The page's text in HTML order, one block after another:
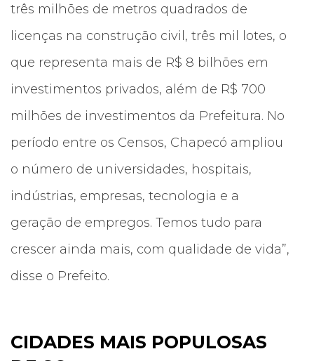
três milhões de metros quadrados de
licenças na construção civil, três mil lotes, o
que representa mais de R$ 8 bilhões em
investimentos privados, além de R$ 700
milhões de investimentos da Prefeitura. No
período entre os Censos, Chapecó ampliou
o número de universidades, hospitais,
indústrias, empresas, tecnologia e a
geração de empregos. Temos tudo para
crescer ainda mais, com qualidade de vida”,
disse o Prefeito.
CIDADES MAIS POPULOSAS